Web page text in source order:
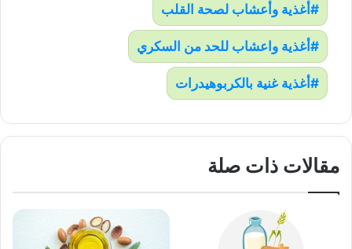
أغذية وأعشاب لصحة القلب
أغذية واعشاب للحد من السكري
أغذية غنية بالكربوهيدرات
مقالات ذات صلة